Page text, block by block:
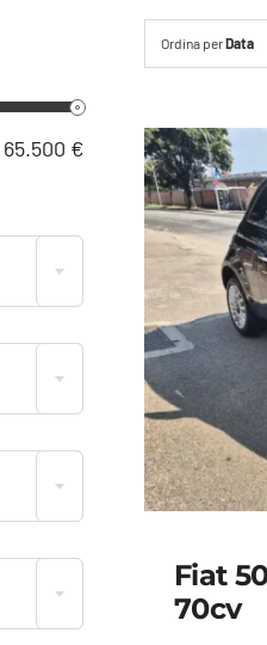
Prezzo
Prezzo
65.500 €
Ordina perData
Fiat
70cv